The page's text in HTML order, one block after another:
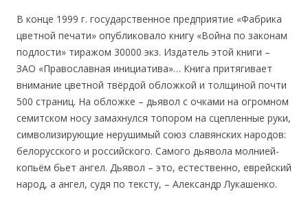
В конце 1999 г. государственное предприятие «Фабрика
цветной печати» опубликовало книгу «Война по законам
подлости» тиражом 30000 экз. Издатель этой книги –
ЗАО «Православная инициатива»… Книга притягивает
внимание цветной твёрдой обложкой и толщиной почти
500 страниц. На обложке – дьявол с очками на огромном
семитском носу замахнулся топором на сцепленные руки,
символизирующие нерушимый союз славянских народов:
белорусского и российского. Самого дьявола молнией-
копьём бьет ангел. Дьявол – это, естественно, еврейский
народ, а ангел, судя по тексту, – Александр Лукашенко.